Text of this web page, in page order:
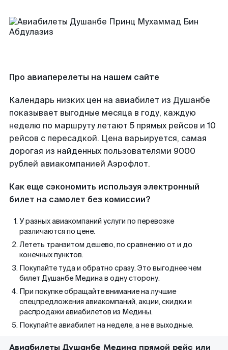
Про авиаперелеты на нашем сайте
Календарь низких цен на авиабилет из Душанбе
показывает выгодные месяца в году, каждую
неделю по маршруту летают 5 прямых рейсов и 10
рейсов с пересадкой. Цена варьируется, самая
дорогая из найденных пользователями 9000
рублей авиакомпанией Аэрофлот.
Как еще сэкономить используя электронный
билет на самолет без комиссии?
У разных авиакомпаний услуги по перевозке
различаются по цене.
Лететь транзитом дешево, по сравнению от и до
конечных пунктов.
Покупайте туда и обратно сразу. Это выгоднее чем
билет Душанбе Медина в одну сторону.
При покупке обращайте внимание на лучшие
спецпредложения авиакомпаний, акции, скидки и
распродажи авиабилетов из Медины.
Покупайте авиабилет на неделе, а не в выходные.
Авиабилеты Душанбе Медина прямой рейс или